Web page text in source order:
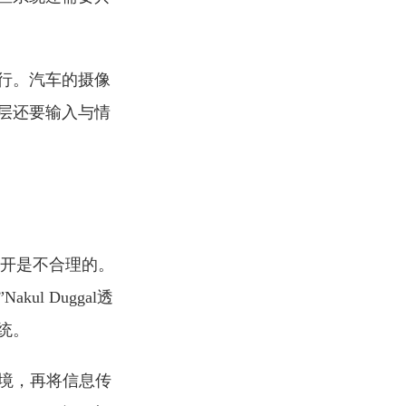
。汽车的摄像
还要输入与情
是不合理的。
Duggal透
。
，再将信息传